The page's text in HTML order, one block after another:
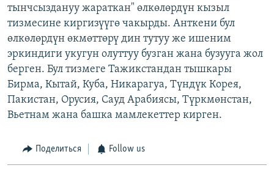
тынчсыздануу жараткан" өлкөлөрдүн кызыл
тизмесине киргизүүгө чакырды. Анткени бул
өлкөлөрдүн өкмөттөрү дин тутуу же ишеним
эркиндиги укугун олуттуу бузган жана бузууга жол
берген. Бул тизмеге Тажикстандан тышкары
Бирма, Кытай, Куба, Никарагуа, Түндүк Корея,
Пакистан, Орусия, Сауд Арабиясы, Түркмөнстан,
Вьетнам жана башка мамлекеттер кирген.
Поделиться Follow us